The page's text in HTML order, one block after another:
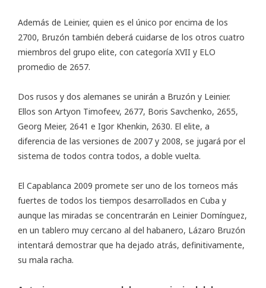
Además de Leinier, quien es el único por encima de los
2700, Bruzón también deberá cuidarse de los otros cuatro
miembros del grupo elite, con categoría XVII y ELO
promedio de 2657.
Dos rusos y dos alemanes se unirán a Bruzón y Leinier.
Ellos son Artyon Timofeev, 2677, Boris Savchenko, 2655,
Georg Meier, 2641 e Igor Khenkin, 2630. El elite, a
diferencia de las versiones de 2007 y 2008, se jugará por el
sistema de todos contra todos, a doble vuelta.
El Capablanca 2009 promete ser uno de los torneos más
fuertes de todos los tiempos desarrollados en Cuba y
aunque las miradas se concentrarán en Leinier Domínguez,
en un tablero muy cercano al del habanero, Lázaro Bruzón
intentará demostrar que ha dejado atrás, definitivamente,
su mala racha.